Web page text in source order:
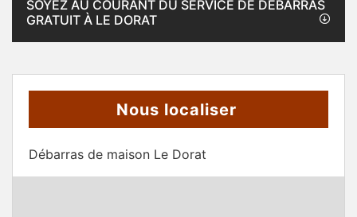
SOYEZ AU COURANT DU SERVICE DE DÉBARRAS
GRATUIT À LE DORAT
Nous localiser
Débarras de maison Le Dorat